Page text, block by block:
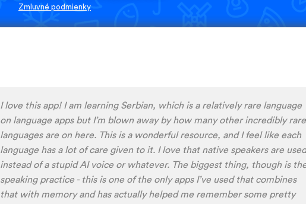
Zmluvné podmienky
Although I only downloaded the app today, I'm liking what I have seen, so
far. I have been playing around with it to try to learn the format and how
to navigate around the app and have found it to be really user friendly.
When listening to the fluent speakers' pronunciation, I really liked that
the phrase was spoken by both male and female speakers, as I
sometimes struggle with hearing/understanding low register voices.
Although it can be a little disconcerting hearing the recordings of your